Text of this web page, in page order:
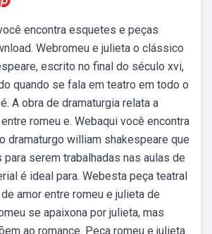
encontra esquetes e peças
Webromeu e julieta o clássico
escrito no final do século xvi,
quando se fala em teatro em todo o
A obra de dramaturgia relata a
romeu e. Webaqui você encontra
dramaturgo william shakespeare que
serem trabalhadas nas aulas de
é ideal para. Webesta peça teatral
amor entre romeu e julieta de
se apaixona por julieta, mas
ao romance. Peça romeu e julieta